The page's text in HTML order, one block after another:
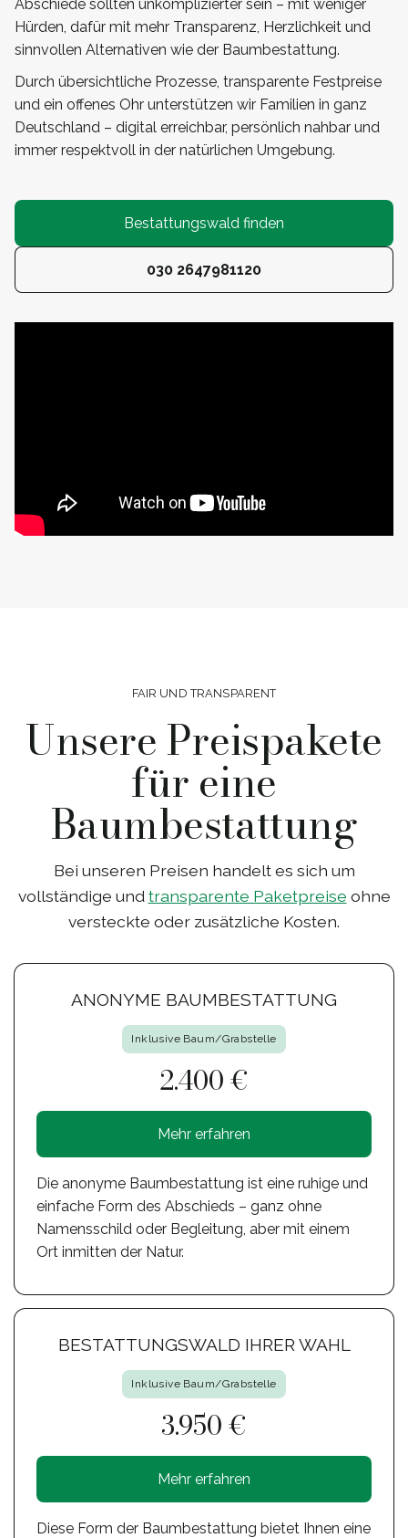
Abschiede sollten unkomplizierter sein – mit weniger
Hürden, dafür mit mehr Transparenz, Herzlichkeit und
sinnvollen Alternativen wie der Baumbestattung.
Durch übersichtliche Prozesse, transparente Festpreise
und ein offenes Ohr unterstützen wir Familien in ganz
Deutschland – digital erreichbar, persönlich nahbar und
immer respektvoll in der natürlichen Umgebung.
Bestattungswald finden
030 2647981120
FAIR UND TRANSPARENT
Unsere Preispakete
für eine
Baumbestattung
Bei unseren Preisen handelt es sich um
vollständige und transparente Paketpreise ohne
versteckte oder zusätzliche Kosten.
ANONYME BAUMBESTATTUNG
Inklusive Baum/Grabstelle
2.400 €
Mehr erfahren
Die anonyme Baumbestattung ist eine ruhige und
einfache Form des Abschieds – ganz ohne
Namensschild oder Begleitung, aber mit einem
Ort inmitten der Natur.
BESTATTUNGSWALD IHRER WAHL
Inklusive Baum/Grabstelle
3.950 €
Mehr erfahren
Diese Form der Baumbestattung bietet Ihnen eine